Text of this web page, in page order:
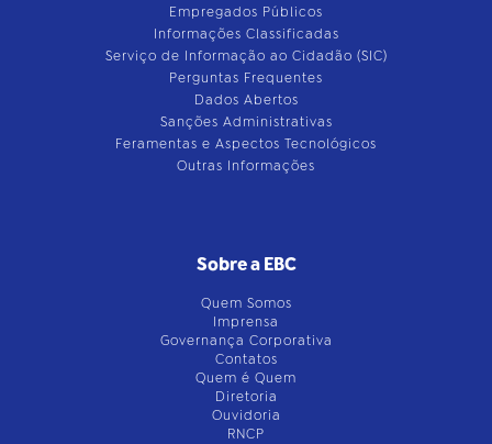
Empregados Públicos
Informações Classificadas
Serviço de Informação ao Cidadão (SIC)
Perguntas Frequentes
Dados Abertos
Sanções Administrativas
Feramentas e Aspectos Tecnológicos
Outras Informações
Sobre a EBC
Quem Somos
Imprensa
Governança Corporativa
Contatos
Quem é Quem
Diretoria
Ouvidoria
RNCP